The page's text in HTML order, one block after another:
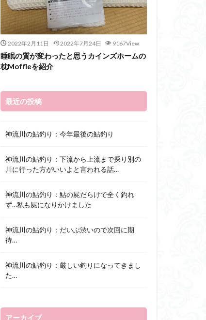
2022年2月11日 2022年7月24日 9167View
睡眠の質が変わったと思うカインズホームの
枕Moffleを紹介
最近の投稿
神流川の鮎釣り：今年最後の鮎釣り
神流川の鮎釣り：下流から上流まで探り別の
川に行った方がいいよと言われる話…
神流川の鮎釣り：鮎の屍だらけで全く釣れ
ず…私も屍になりかけました
神流川の鮎釣り：だいぶ渋いので次回に期
待…
神流川の鮎釣り：厳しい釣りになってきまし
た…
アーカイブ